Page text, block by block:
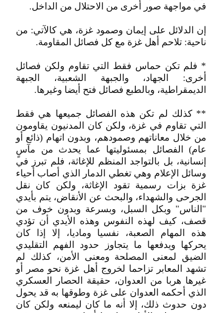
في مواجهة صور أخرى من الاحتلال من الداخل.
إن الدلائل على إيمان وصمود غزة، هي كالآتي: من
ناحية: تلاحم أهل غزة مع كل فصائل المقاومة.
* فلم تكن حماس فقط التي تقاوم ولكن فصائل
أخرى: الجهاد، والجبهة الشعبية، الجبهة
الديمقراطية، وبالطبع فصائل فتح أيضا وغيرها.
** كذلك لم تكن هذه الفصائل جميعها هي فقط
التي تقاوم في غزة، ولكن كان المدنيون يقاومون
من خلال معاناتهم وصمودهم، وبدون اتهام (ذائع أو
عام) الفصائل بمسئوليتها عما يحدث من مآسٍ
إنسانية، بل بالتواجد المنظم للإغاثة، فلم تبرز في
وسائل الإعلام وهي تغطي الدمار الذي أصاب أحياء
غزة بزات رسمية تقود الإغاثة، ولكن كان نقل
الجرحى والشهداء، والبحث عن الأنقاض، يتم بأيدي
"الناس" وبكل السبل، وبسرعة وبدون خوف من
قصف، كيف لهذه النفوس وهذه الأيدي أن تؤدي
هذه المهام الصعبة، نفسيا وماديا، إلا إذا كان
يحركها ويدفعها ما يتجاوز حدود الفهم التقليدي
الضيق لمعنى المصلحة ومعنى الأمن، كذلك لم
تشهد المعابر تزاحما لخروج أهل غزة نحو مصر أو
غيرها هربا من العدوان، حقيقة الحصار العسكري
الذي أحكمه العدوان على غزة وطوقها به قد يحول
دون حدوث ذلك، إلا أنه ما كان ليمنعه ولكن كان